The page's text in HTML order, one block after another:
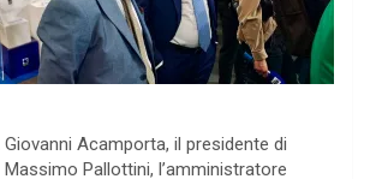
Acamporta, il presidente di
Pallottini, l’amministratore